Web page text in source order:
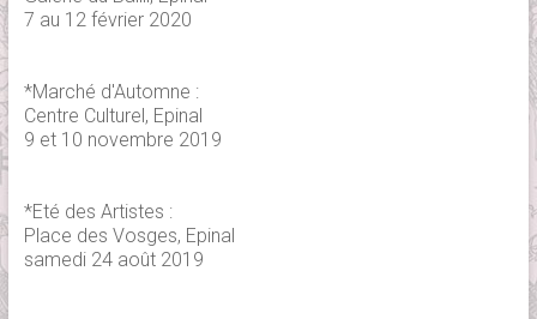
7 au 12 février 2020
*Marché d'Automne :
Centre Culturel, Epinal
9 et 10 novembre 2019
*Eté des Artistes :
Place des Vosges, Epinal
samedi 24 août 2019